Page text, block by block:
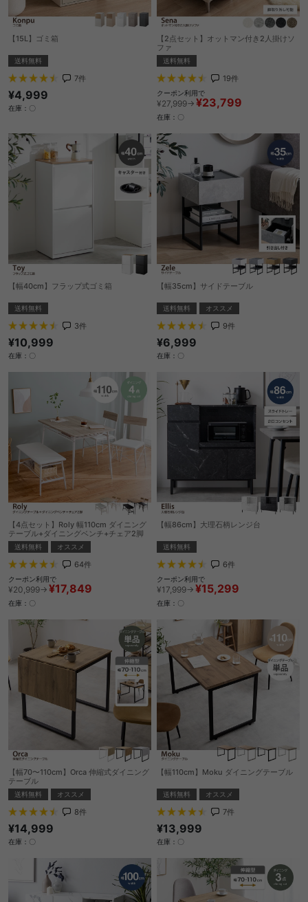
【15L】ゴミ箱
送料無料
7件
¥4,999
在庫：〇
【2点セット】オットマン付き2人掛けソ
ファ
送料無料
19件
クーポン利用で
¥27,999→ ¥23,799
在庫：〇
【幅40cm】フラップ式ゴミ箱
送料無料
3件
¥10,999
在庫：〇
【幅35cm】サイドテーブル
送料無料 オススメ
9件
¥6,999
在庫：〇
【4点セット】Roly 幅110cm ダイニング
テーブル+ダイニングベンチ+チェア2脚
送料無料 オススメ
64件
クーポン利用で
¥20,999→ ¥17,849
在庫：〇
【幅86cm】大理石柄レンジ台
送料無料
6件
クーポン利用で
¥17,999→ ¥15,299
在庫：〇
【幅70〜110cm】Orca 伸縮式ダイニング
テーブル
送料無料 オススメ
8件
¥14,999
在庫：〇
【幅110cm】Moku ダイニングテーブル
送料無料 オススメ
7件
¥13,999
在庫：〇